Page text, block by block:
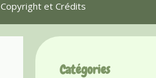
Copyright et Crédits
Catégories